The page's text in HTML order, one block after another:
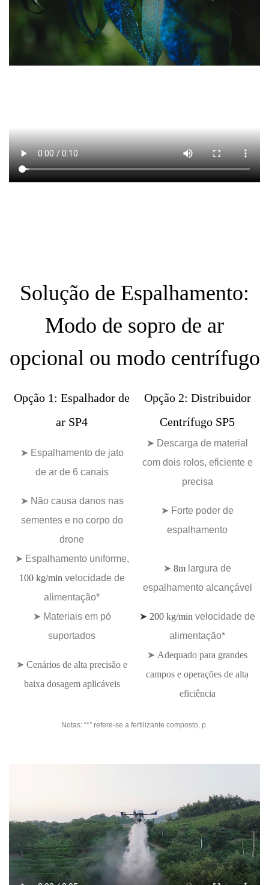
Solução de Espalhamento:
Modo de sopro de ar
opcional ou modo centrífugo
Opção 1: Espalhador de
ar SP4
Opção 2: Distribuidor
Centrífugo SP5
➤ Espalhamento de jato
de ar de 6 canais
➤ Descarga de material
com dois rolos, eficiente e
precisa
➤ Não causa danos nas
sementes e no corpo do
drone
➤ Forte poder de
espalhamento
➤ Espalhamento uniforme,
100 kg/min velocidade de
alimentação*
➤ 8m largura de
espalhamento alcançável
➤ Materiais em pó
suportados
➤ 200 kg/min velocidade de
alimentação*
➤ Cenários de alta precisão e
baixa dosagem aplicáveis
➤ Adequado para grandes
campos e operações de alta
eficiência
Notas: “*” refere-se a fertilizante composto, p.